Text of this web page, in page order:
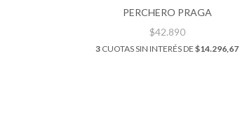
PERCHERO PRAGA
$42.890
3 CUOTAS SIN INTERÉS DE$14.296,67